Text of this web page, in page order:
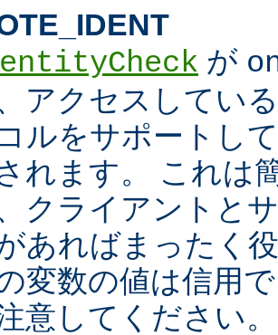
が
アクセスしてい
ルをサポートし
れます。 これは
クライアントと
あればまったく
変数の値は信用
意してください。